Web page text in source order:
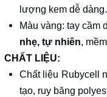
lượng kem dễ dàng.
Màu vàng: tay cầm
nhẹ, tự nhiên,
CHẤT LIỆU:
Chất liệu Rubycell
tạo, ruy băng